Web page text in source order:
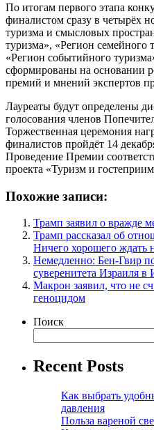
По итогам первого этапа
финалистом сразу в четырёх
туризма и смысловых
туризма», «Регион семейного
«Регион событийного
сформированы на основании
премий и мнений экспертов
Лауреаты будут определены
голосования членов
Торжественная церемония
финалистов пройдёт 14
Проведение Премии
проекта «Туризм и
Похожие записи:
Трамп заявил о вражде
Трамп рассказал об
Ничего хорошего ждать
Немедленно: Бен-Гвир
суверенитета Израиля
Макрон заявил, что не
геноцидом
Поиск
Recent Posts
Как выбрать
давления
Польза вареной